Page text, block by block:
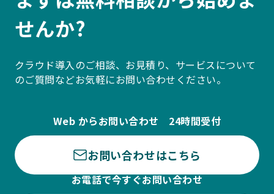
せんか?
クラウド導入のご相談、お見積り、サービスについて
のご質問などお気軽にお問い合わせください。
Web からお問い合わせ 24時間受付
お問い合わせはこちら
お電話で今すぐお問い合わせ